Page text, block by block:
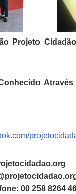
Projeto
00 258 8264